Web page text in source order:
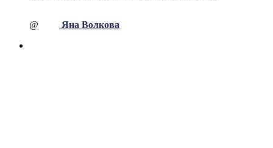
@ Яна Волкова